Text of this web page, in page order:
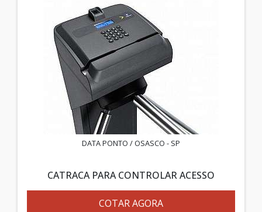
DATA PONTO / OSASCO - SP
CATRACA PARA CONTROLAR ACESSO
COTAR AGORA